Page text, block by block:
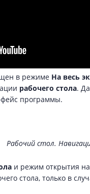
в режиме На весь
рабочего стола.
программы.
Рабочий стол.
и режим открытия
стола, только в